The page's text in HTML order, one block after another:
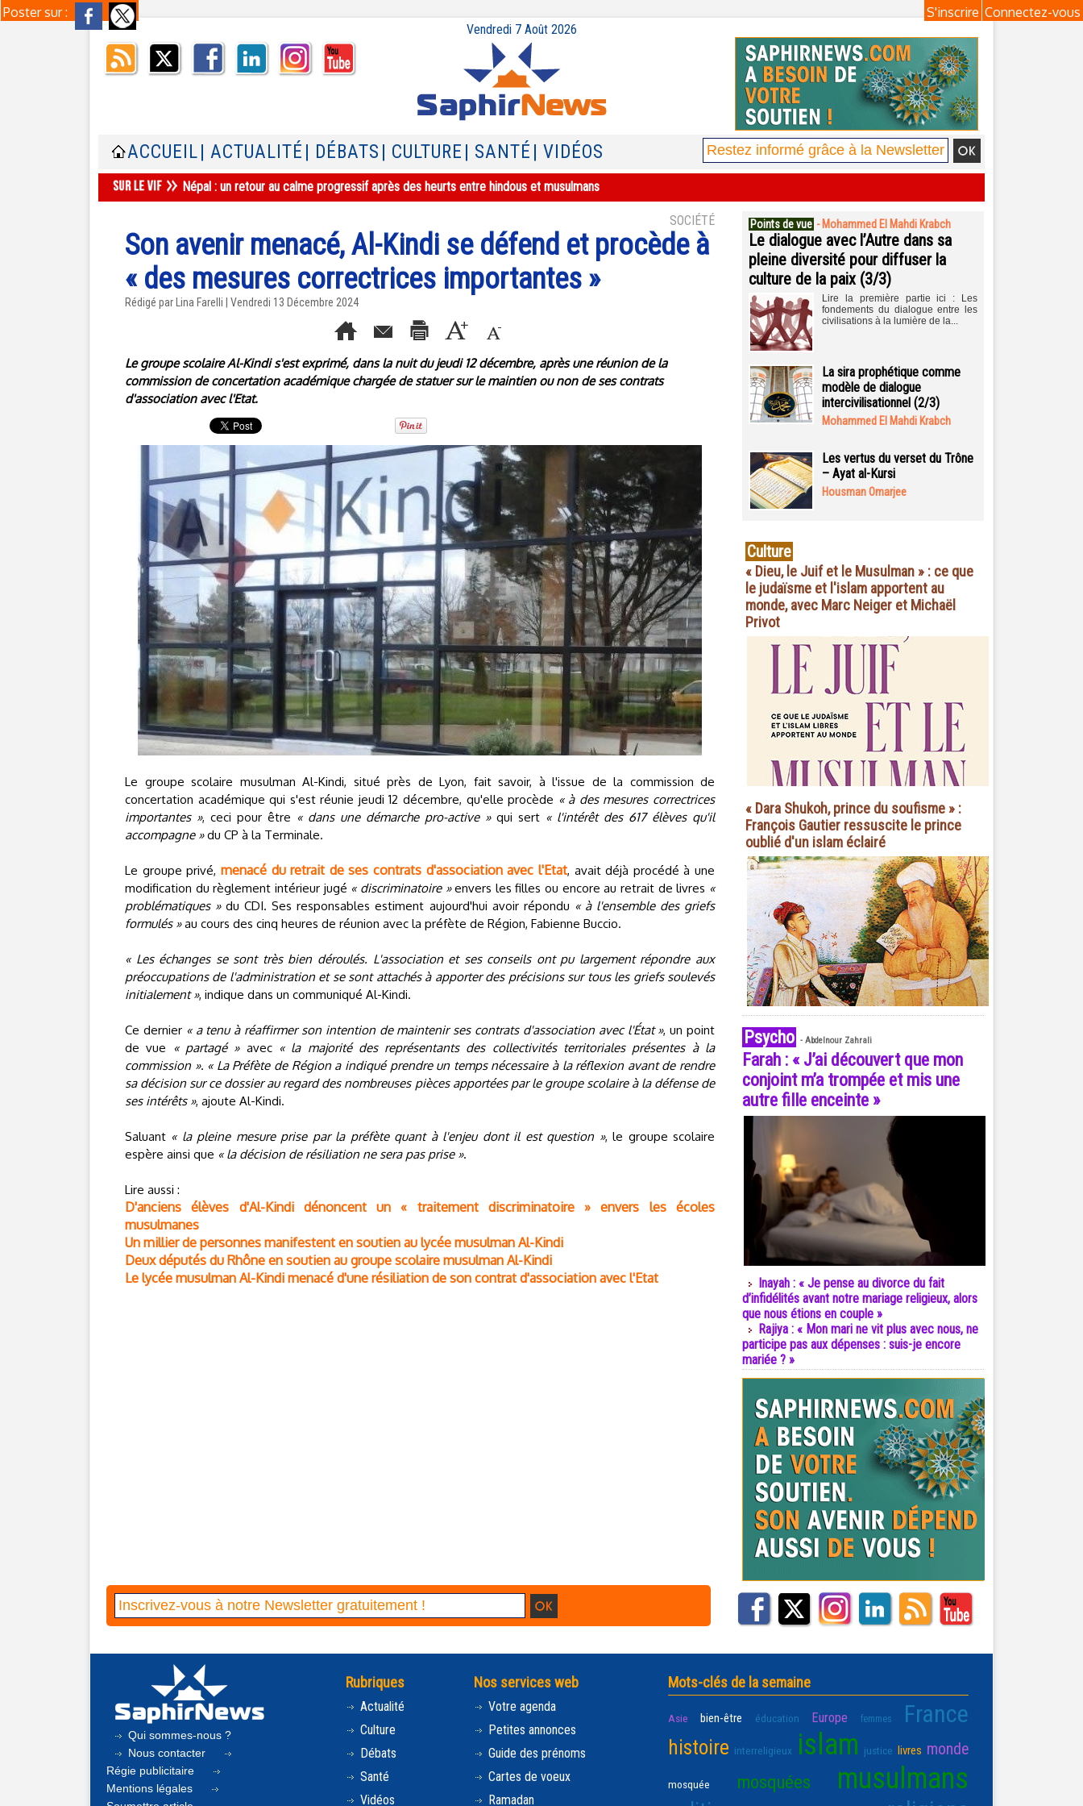
Poster sur : Connectez-vous
S'inscrire
Vendredi 7 Août 2026
ACCUEIL | ACTUALITÉ | DÉBATS | CULTURE | SANTÉ | VIDÉOS
Népal : un retour au calme progressif après des heurts entre hindous et musulmans
SOCIÉTÉ
Son avenir menacé, Al-Kindi se défend et procède à
« des mesures correctrices importantes »
Rédigé par Lina Farelli | Vendredi 13 Décembre 2024
Le groupe scolaire Al-Kindi s'est exprimé, dans la nuit du jeudi 12 décembre, après une réunion de la
commission de concertation académique chargée de statuer sur le maintien ou non de ses contrats
d'association avec l'Etat.
Le groupe scolaire musulman Al-Kindi, situé près de Lyon, fait savoir, à l'issue de la commission de
concertation académique qui s'est réunie jeudi 12 décembre, qu'elle procède « à des mesures correctrices
importantes », ceci pour être « dans une démarche pro-active »qui sert « l'intérêt des 617 élèves qu'il
accompagne »du CP à la Terminale.
Le groupe privé, menacé du retrait de ses contrats d'association avec l'Etat, avait déjà procédé à une
modification du règlement intérieur jugé « discriminatoire »envers les filles ou encore au retrait de livres «
problématiques »du CDI. Ses responsables estiment aujourd'hui avoir répondu « à l'ensemble des griefs
formulés »au cours des cinq heures de réunion avec la préfète de Région, Fabienne Buccio.
« Les échanges se sont très bien déroulés. L'association et ses conseils ont pu largement répondre aux
préoccupations de l'administration et se sont attachés à apporter des précisions sur tous les griefs soulevés
initialement », indique dans un communiqué Al-Kindi.
Ce dernier « a tenu à réaffirmer son intention de maintenir ses contrats d'association avec l'État », un point
de vue
« partagé »avec « la majorité des représentants des collectivités territoriales présentes à la
commission ». « La Préfète de Région a indiqué prendre un temps nécessaire à la réflexion avant de rendre
sa décision sur ce dossier au regard des nombreuses pièces apportées par le groupe scolaire à la défense de
ses intérêts », ajoute Al-Kindi.
Saluant « la pleine mesure prise par la préfète quant à l'enjeu dont il est question », le groupe scolaire
espère ainsi que « la décision de résiliation ne sera pas prise ».
Lire aussi :
D'anciens élèves d'Al-Kindi dénoncent un « traitement discriminatoire » envers les écoles
musulmanes
Un millier de personnes manifestent en soutien au lycée musulman Al-Kindi
Deux députés du Rhône en soutien au groupe scolaire musulman Al-Kindi
Le lycée musulman Al-Kindi menacé d'une résiliation de son contrat d'association avec l'Etat
Points de vue - Mohammed El Mahdi Krabch
Le dialogue avec l’Autre dans sa
pleine diversité pour diffuser la
culture de la paix (3/3)
Lire la première partie ici : Les
fondements du dialogue entre les
civilisations à la lumière de la...
La sira prophétique comme
modèle de dialogue
intercivilisationnel (2/3)
Mohammed El Mahdi Krabch
Les vertus du verset du Trône
– Ayat al-Kursi
Housman Omarjee
Culture
« Dieu, le Juif et le Musulman » : ce que
le judaïsme et l'islam apportent au
monde, avec Marc Neiger et Michaël
Privot
« Dara Shukoh, prince du soufisme » :
François Gautier ressuscite le prince
oublié d'un islam éclairé
Psycho - Abdelnour Zahrali
Farah : « J’ai découvert que mon
conjoint m’a trompée et mis une
autre fille enceinte »
Inayah : « Je pense au divorce du fait
d’infidélités avant notre mariage religieux, alors
que nous étions en couple »
Rajiya : « Mon mari ne vit plus avec nous, ne
participe pas aux dépenses : suis-je encore
mariée ? »
Qui sommes-nous ?
Nous contacter
Régie publicitaire
Mentions légales
Rubriques
Actualité
Culture
Débats
Santé
Vidéos
Nos services web
Votre agenda
Petites annonces
Guide des prénoms
Cartes de voeux
Ramadan
Mots-clés de la semaine
Asie bien-être éducation Europe femmes France
histoire interreligieux islam justice livres monde
mosquée mosquées musulmans